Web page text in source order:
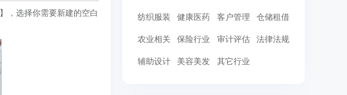
，选择你需要新建的空白
纺织服装 健康医药 客户管理 仓储租借
农业相关 保险行业 审计评估 法律法规
辅助设计 美容美发 其它行业